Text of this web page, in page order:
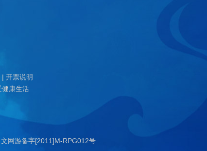
| 开票说明
健康生活
文网游备字[2011]M-RPG012号